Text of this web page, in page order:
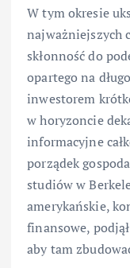
W tym okresie
najważniejszych
skłonność do
opartego na
inwestorem
w horyzoncie
informacyjne
porządek
studiów w
amerykańskie,
finansowe,
aby tam